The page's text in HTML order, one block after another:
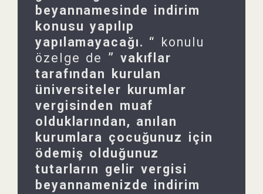
beyannamesinde indirim
konusu yapılıp
yapılamayacağı. “ konulu
özelge de ” vakıflar
tarafından kurulan
üniversiteler kurumlar
vergisinden muaf
olduklarından, anılan
kurumlara çocuğunuz için
ödemiş olduğunuz
tutarların gelir vergisi
beyannamenizde indirim